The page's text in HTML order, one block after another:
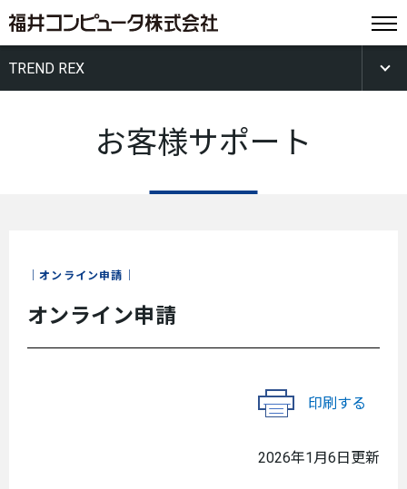
TREND REX
お客様サポート
オンライン申請
オンライン申請
印刷する
2026年1月6日更新